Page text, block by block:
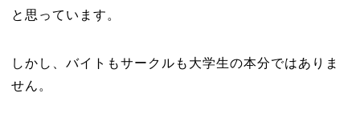
と思っています。
しかし、バイトもサークルも大学生の本分ではありま
せん。